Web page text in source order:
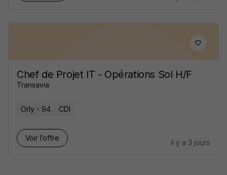
Chef de Projet IT - Opérations Sol H/F
Transavia
Orly - 94 CDI
Voir l’offre
il y a 3 jours